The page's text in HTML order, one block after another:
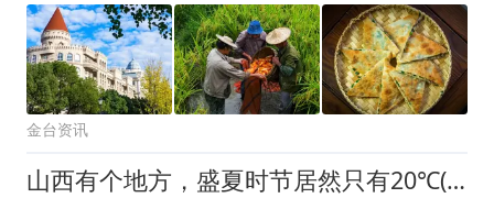
金台资讯
山西有个地方，盛夏时节居然只有20℃(图)